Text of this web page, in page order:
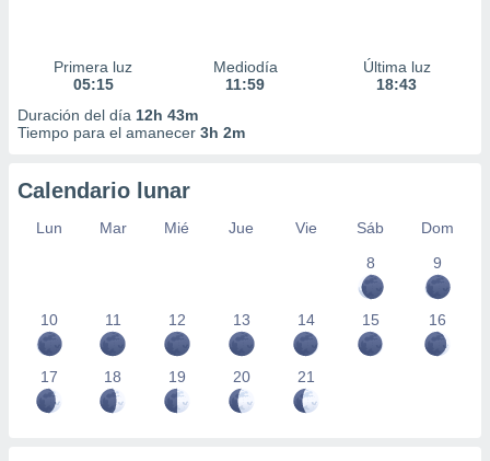
Primera luz
05:15
Mediodía
11:59
Última luz
18:43
Duración del día 12h 43m
Tiempo para el amanecer 3h 2m
Calendario lunar
Lun Mar Mié Jue Vie Sáb
Dom
8
9
10 11 12 13 14 15 16
17 18 19 20 21